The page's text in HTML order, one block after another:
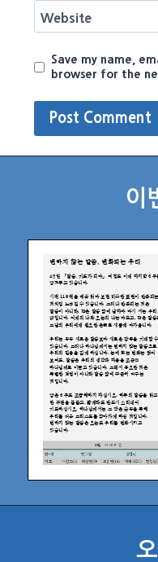
Website
Save my name,
browser for the
이